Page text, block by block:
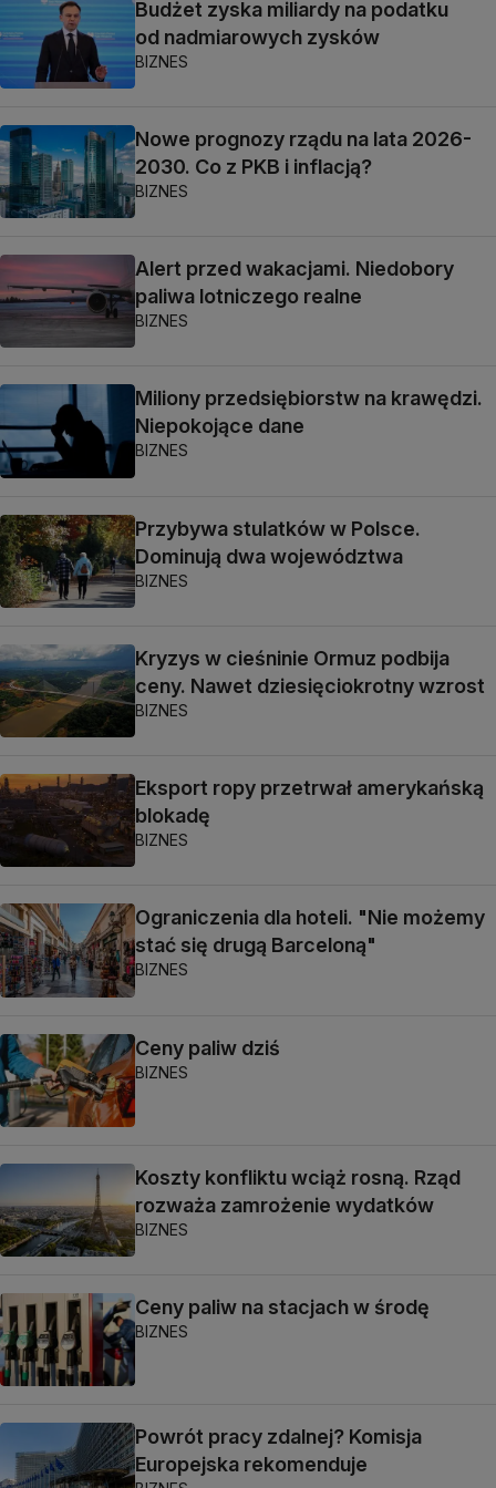
Budżet zyska miliardy na podatku
od nadmiarowych zysków
BIZNES
Nowe prognozy rządu na lata 2026-
2030. Co z PKB i inflacją?
BIZNES
Alert przed wakacjami. Niedobory
paliwa lotniczego realne
BIZNES
Miliony przedsiębiorstw na krawędzi.
Niepokojące dane
BIZNES
Przybywa stulatków w Polsce.
Dominują dwa województwa
BIZNES
Kryzys w cieśninie Ormuz podbija
ceny. Nawet dziesięciokrotny wzrost
BIZNES
Eksport ropy przetrwał amerykańską
blokadę
BIZNES
Ograniczenia dla hoteli. "Nie możemy
stać się drugą Barceloną"
BIZNES
Ceny paliw dziś
BIZNES
Koszty konfliktu wciąż rosną. Rząd
rozważa zamrożenie wydatków
BIZNES
Ceny paliw na stacjach w środę
BIZNES
Powrót pracy zdalnej? Komisja
Europejska rekomenduje